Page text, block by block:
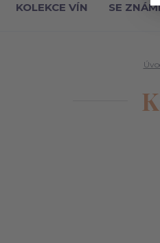
KOLEKCE VÍN SE